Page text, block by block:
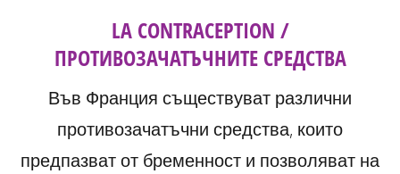
LA CONTRACEPTION /
ПРОТИВОЗАЧАТЪЧНИТЕ СРЕДСТВА
Във Франция съществуват различни
противозачатъчни средства, които
предпазват от бременност и позволяват на